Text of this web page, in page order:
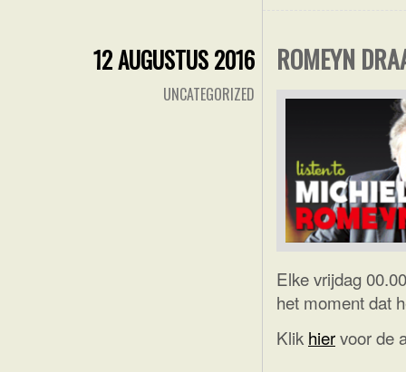
12 AUGUSTUS 2016
UNCATEGORIZED
ROMEYN
Elke vrijdag
het moment dat
Klik hiervoor de